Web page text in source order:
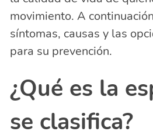
movimiento. A
síntomas, causas y las
para su prevención.
¿Qué es la
se clasifica?